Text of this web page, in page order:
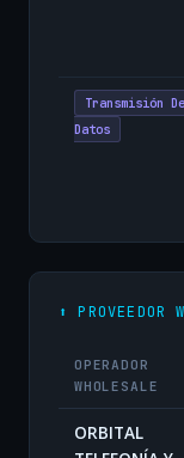
Transmisión De
Datos
⬆️ PROVEEDOR
OPERADOR
WHOLESALE
ORBITAL